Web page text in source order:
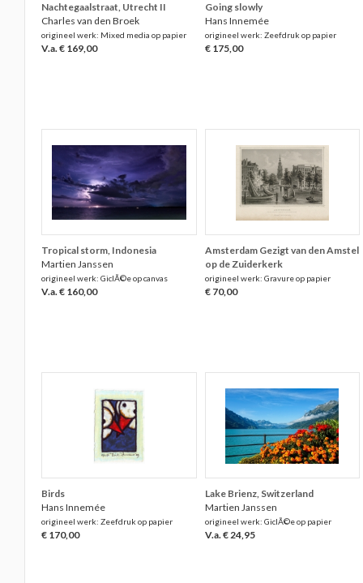
Nachtegaalstraat, Utrecht II
Charles van den Broek
origineel werk: Mixed media op papier
V.a. € 169,00
Going slowly
Hans Innemée
origineel werk: Zeefdruk op papier
€ 175,00
Tropical storm, Indonesia
Martien Janssen
origineel werk: GiclÃ©e op canvas
V.a. € 160,00
Amsterdam Gezigt van den Amstel
op de Zuiderkerk
origineel werk: Gravure op papier
€ 70,00
Birds
Hans Innemée
origineel werk: Zeefdruk op papier
€ 170,00
Lake Brienz, Switzerland
Martien Janssen
origineel werk: GiclÃ©e op papier
V.a. € 24,95